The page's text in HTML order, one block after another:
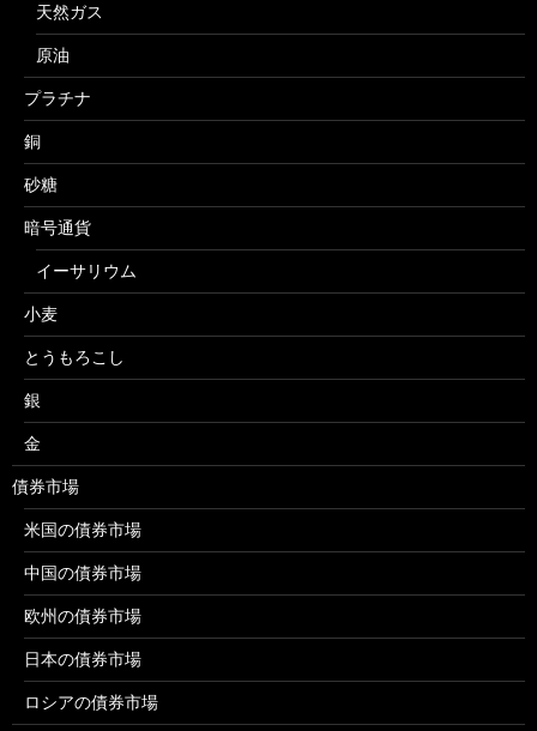
天然ガス
原油
プラチナ
銅
砂糖
暗号通貨
イーサリウム
小麦
とうもろこし
銀
金
債券市場
米国の債券市場
中国の債券市場
欧州の債券市場
日本の債券市場
ロシアの債券市場